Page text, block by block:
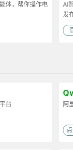
体，帮你操作电
AI
发
台 阿